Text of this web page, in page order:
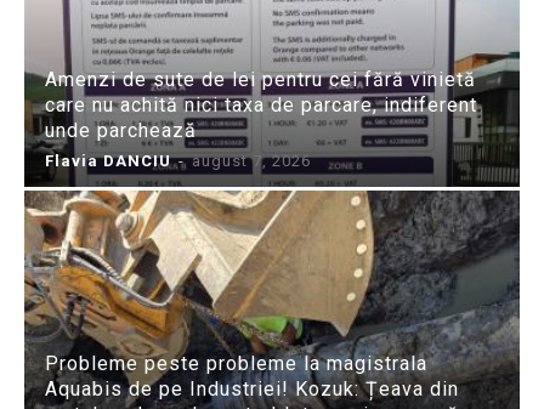
Amenzi de sute de lei pentru cei fără vinietă
care nu achită nici taxa de parcare, indiferent
unde parchează
Flavia DANCIU - august 7, 2026
Probleme peste probleme la magistrala
Aquabis de pe Industriei! Kozuk: Țeava din